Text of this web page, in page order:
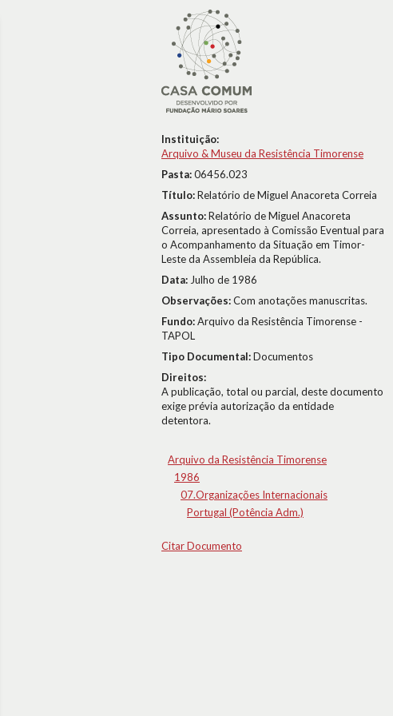
Instituição:
Arquivo & Museu da Resistência Timorense
Pasta:06456.023
Título:Relatório de Miguel Anacoreta Correia
Assunto:Relatório de Miguel Anacoreta
Correia, apresentado à Comissão Eventual para
o Acompanhamento da Situação em Timor-
Leste da Assembleia da República.
Data: Julho de 1986
Observações:Com anotações manuscritas.
Fundo:Arquivo da Resistência Timorense -
TAPOL
Tipo Documental:Documentos
Direitos:
A publicação, total ou parcial, deste documento
exige prévia autorização da entidade
detentora.
Arquivo da Resistência Timorense
1986
07.Organizações Internacionais
Portugal (Potência Adm.)
Citar Documento